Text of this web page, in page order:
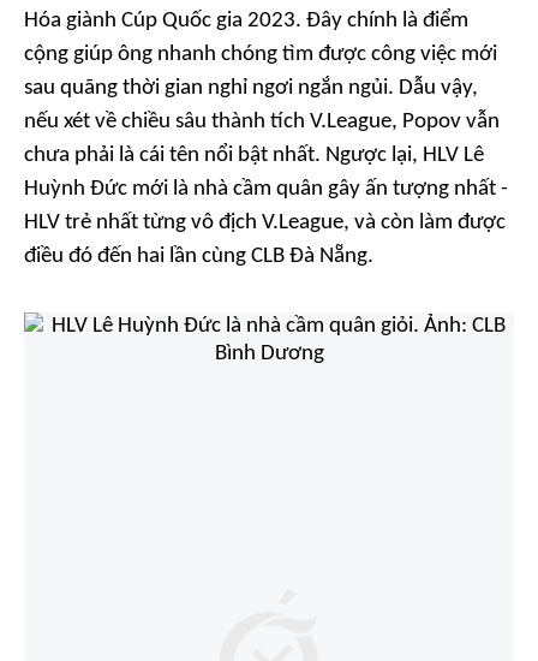
Hóa giành Cúp Quốc gia 2023. Đây chính là điểm
cộng giúp ông nhanh chóng tìm được công việc mới
sau quãng thời gian nghỉ ngơi ngắn ngủi. Dẫu vậy,
nếu xét về chiều sâu thành tích V.League, Popov vẫn
chưa phải là cái tên nổi bật nhất. Ngược lại, HLV Lê
Huỳnh Đức mới là nhà cầm quân gây ấn tượng nhất -
HLV trẻ nhất từng vô địch V.League, và còn làm được
điều đó đến hai lần cùng CLB Đà Nẵng.